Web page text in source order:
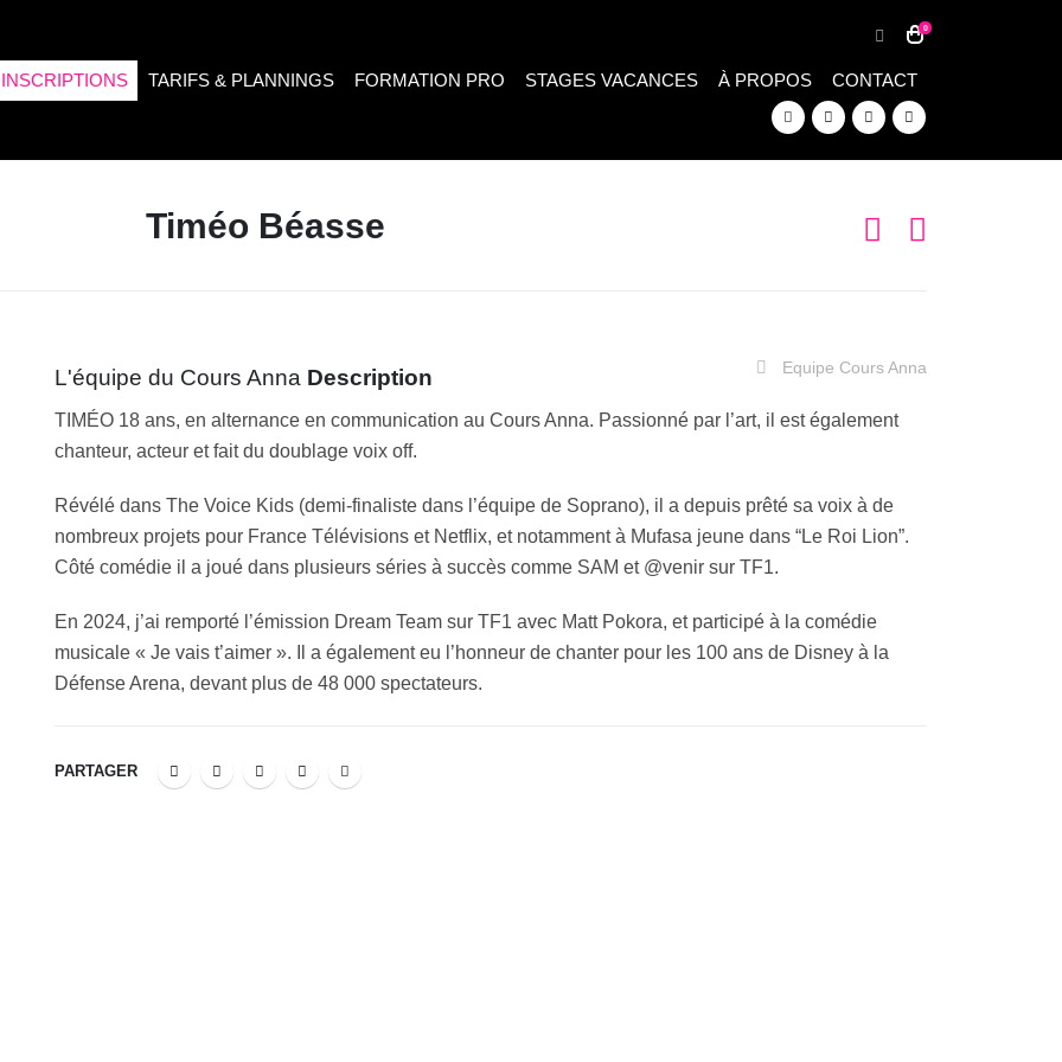
0
TARIFS & PLANNINGS FORMATION PRO STAGES VACANCES À PROPOS CONTACT
Timéo Béasse
L'équipe du Cours Anna Description Equipe Cours Anna
TIMÉO 18 ans, en alternance en communication au Cours Anna. Passionné par l’art, il est également
chanteur, acteur et fait du doublage voix off.
Révélé dans The Voice Kids (demi-finaliste dans l’équipe de Soprano), il a depuis prêté sa voix à de
nombreux projets pour France Télévisions et Netflix, et notamment à Mufasa jeune dans “Le Roi Lion”.
Côté comédie il a joué dans plusieurs séries à succès comme SAM et @venir sur TF1.
En 2024, j’ai remporté l’émission Dream Team sur TF1 avec Matt Pokora, et participé à la comédie
musicale « Je vais t’aimer ». Il a également eu l’honneur de chanter pour les 100 ans de Disney à la
Défense Arena, devant plus de 48 000 spectateurs.
PARTAGER